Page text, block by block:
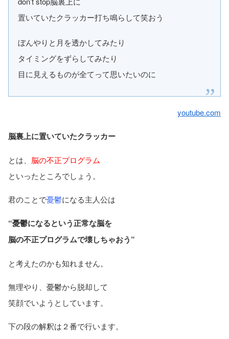
置いていたクラッカー打ち鳴らして笑おう
ぼんやりと月を透かしてみたり
タイミングをずらしてみたり
目に見えるものが全てって思いたいのに
youtube.com
脳裏上に置いていたクラッカー
とは、 脳の不正プログラム
といったところでしょう。
君のことで憂鬱になる主人公は
“憂鬱になるという正常な脳を
脳の不正プログラムで壊しちゃおう”
と考えたのかも知れません。
無理やり、憂鬱から脱却して
笑顔でいようとしています。
下の段の解釈は２番で行います。